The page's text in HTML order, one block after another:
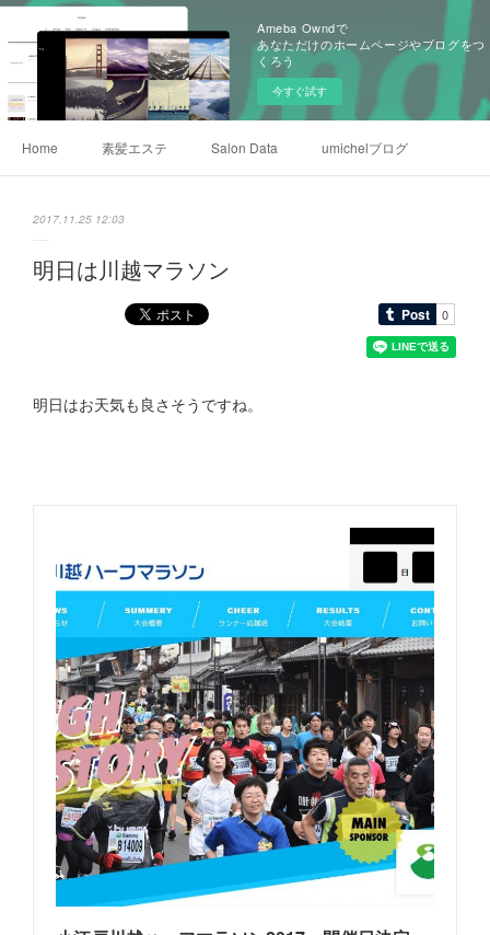
Ameba Owndで
あなただけのホームページやブログをつ
くろう
今すぐ試す
Home 素髪エステ Salon Data umichelブログ
2017.11.25 12:03
明日は川越マラソン
明日はお天気も良さそうですね。